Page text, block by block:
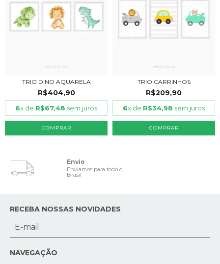
TRIO DINO AQUARELA
R$404,90
6x de R$67,48 sem juros
COMPRAR
TRIO CARRINHOS
R$209,90
6x de R$34,98 sem juros
COMPRAR
Envio
Enviamos para todo o
Brasil
RECEBA NOSSAS NOVIDADES
NAVEGAÇÃO